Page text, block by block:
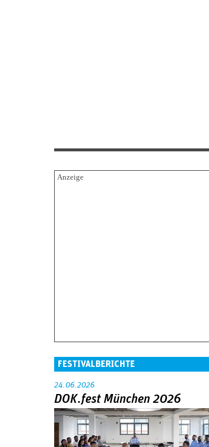
FESTIVALBERICHTE
24.06.2026
DOK.fest München 2026